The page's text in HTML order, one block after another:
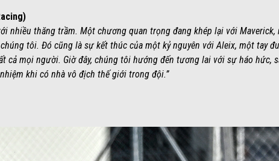
nhiều thăng trầm. Một chương quan trọng đang khép lại với
tôi. Đó cũng là sự kết thúc của một kỷ nguyên với Aleix, một tay
cả mọi người. Giờ đây, chúng tôi hướng đến tương lai với sự háo hức,
khi có nhà vô địch thế giới trong đội.”